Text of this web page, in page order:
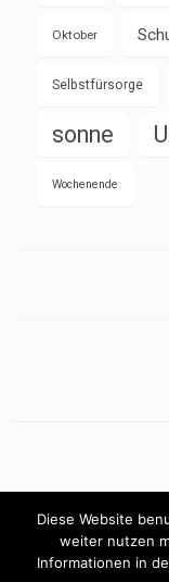
Oktober
Selbstfürsorge
sonne
Wochenende
Diese Website
weiter nutzen
Informationen in